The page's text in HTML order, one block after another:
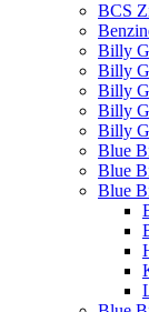
BCS
Billy
Billy
Billy
Billy
Billy
Blue
Blue
Blue